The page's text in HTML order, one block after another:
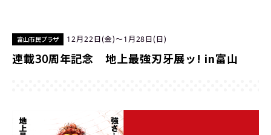
連載30周年記念 地上最強刃牙展ッ! in富山
富山市民プラザ 12月22日(金)〜1月28日(日)